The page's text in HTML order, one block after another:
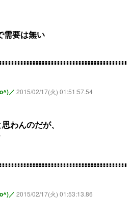
需要は無い
／ 2015/02/17(火) 01:51:57.54
わんのだが、
／ 2015/02/17(火) 01:53:13.86